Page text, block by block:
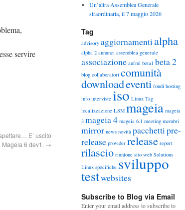
servire
E’ uscito
Mageia 6 dev1. →
Un’altra Assemblea Generale
straordinaria, il 7 maggio 2026
Tag
advisory aggiornamentialpha
alpha 2 annunci assemblea generale
associazione aufml beta1 beta 2
blog collaboratori comunità
downloadeventi fondi hosting
info interviste iso Linux Tag
localizzazione LSM mageia mageia
3 mageia 4 mageia 6.1 meeting membri
mirror news novità pacchettipre-
release provider release report
rilascio riunione sito web Solutions
Linux specifiche sviluppo
testwebsites
Subscribe to Blog via Email
Enter your email address to subscribe to